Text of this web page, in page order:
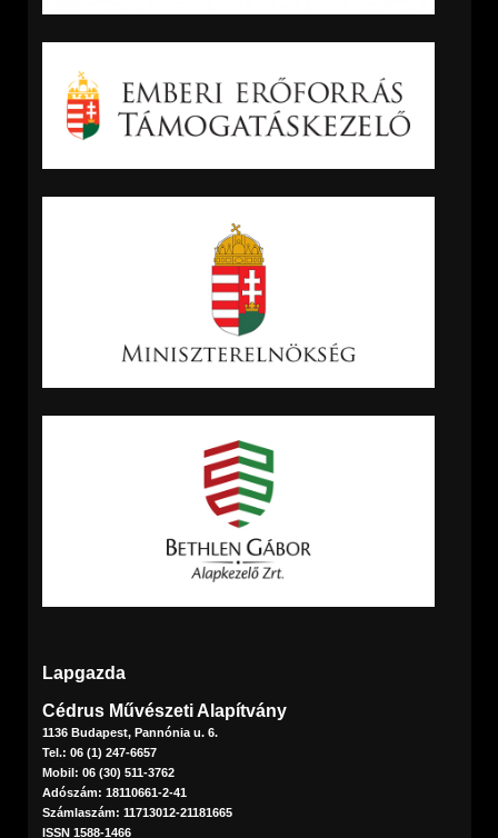
Lapgazda
Cédrus Művészeti Alapítvány
1136 Budapest, Pannónia u. 6.
Tel.: 06 (1) 247-6657
Mobil: 06 (30) 511-3762
Adószám: 18110661-2-41
Számlaszám: 11713012-21181665
ISSN 1588-1466